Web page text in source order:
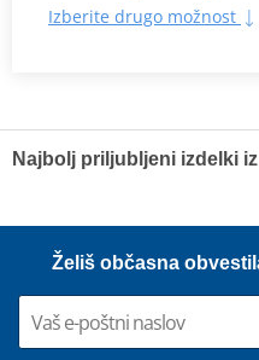
Izberite drugo možnost
Najbolj priljubljeni izdelki
Venhill POWERHOSEPLUS
APR-10001F (1 cev v
kompletu) Clear hoses,
chromed fittings
Želiš občasna